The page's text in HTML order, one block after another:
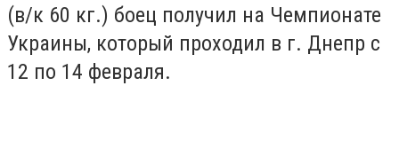
(в/к 60 кг.) боец получил на Чемпионате
Украины, который проходил в г. Днепр с
12 по 14 февраля.